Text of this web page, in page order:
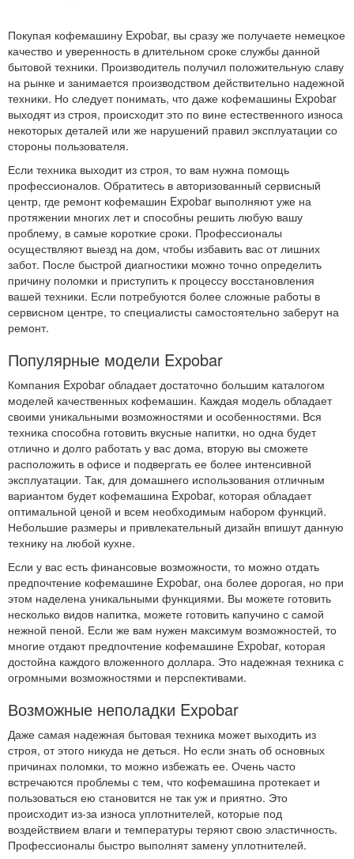
Покупая кофемашину Expobar, вы сразу же получаете немецкое
качество и уверенность в длительном сроке службы данной
бытовой техники. Производитель получил положительную славу
на рынке и занимается производством действительно надежной
техники. Но следует понимать, что даже кофемашины Expobar
выходят из строя, происходит это по вине естественного износа
некоторых деталей или же нарушений правил эксплуатации со
стороны пользователя.
Если техника выходит из строя, то вам нужна помощь
профессионалов. Обратитесь в авторизованный сервисный
центр, где ремонт кофемашин Expobar выполняют уже на
протяжении многих лет и способны решить любую вашу
проблему, в самые короткие сроки. Профессионалы
осуществляют выезд на дом, чтобы избавить вас от лишних
забот. После быстрой диагностики можно точно определить
причину поломки и приступить к процессу восстановления
вашей техники. Если потребуются более сложные работы в
сервисном центре, то специалисты самостоятельно заберут на
ремонт.
Популярные модели Expobar
Компания Expobar обладает достаточно большим каталогом
моделей качественных кофемашин. Каждая модель обладает
своими уникальными возможностями и особенностями. Вся
техника способна готовить вкусные напитки, но одна будет
отлично и долго работать у вас дома, вторую вы сможете
расположить в офисе и подвергать ее более интенсивной
эксплуатации. Так, для домашнего использования отличным
вариантом будет кофемашина Expobar, которая обладает
оптимальной ценой и всем необходимым набором функций.
Небольшие размеры и привлекательный дизайн впишут данную
технику на любой кухне.
Если у вас есть финансовые возможности, то можно отдать
предпочтение кофемашине Expobar, она более дорогая, но при
этом наделена уникальными функциями. Вы можете готовить
несколько видов напитка, можете готовить капучино с самой
нежной пеной. Если же вам нужен максимум возможностей, то
многие отдают предпочтение кофемашине Expobar, которая
достойна каждого вложенного доллара. Это надежная техника с
огромными возможностями и перспективами.
Возможные неполадки Expobar
Даже самая надежная бытовая техника может выходить из
строя, от этого никуда не деться. Но если знать об основных
причинах поломки, то можно избежать ее. Очень часто
встречаются проблемы с тем, что кофемашина протекает и
пользоваться ею становится не так уж и приятно. Это
происходит из-за износа уплотнителей, которые под
воздействием влаги и температуры теряют свою эластичность.
Профессионалы быстро выполнят замену уплотнителей.